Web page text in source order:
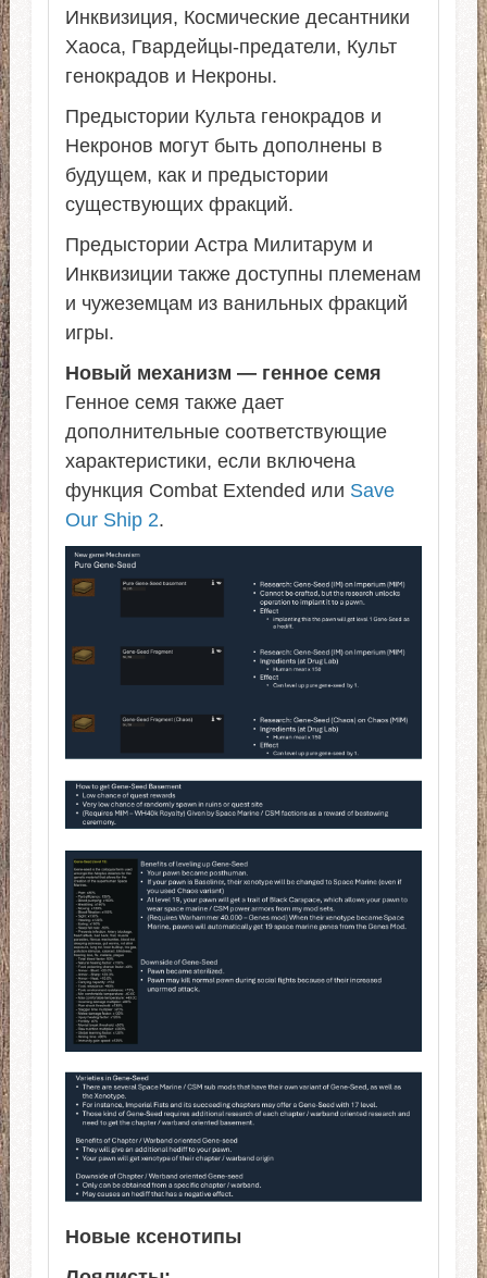
Инквизиция, Космические десантники
Хаоса, Гвардейцы-предатели, Культ
генокрадов и Некроны.
Предыстории Культа генокрадов и
Некронов могут быть дополнены в
будущем, как и предыстории
существующих фракций.
Предыстории Астра Милитарум и
Инквизиции также доступны племенам
и чужеземцам из ванильных фракций
игры.
Новый механизм — генное семя
Генное семя также дает
дополнительные соответствующие
характеристики, если включена
функция Combat Extended или Save
Our Ship 2.
Новые ксенотипы